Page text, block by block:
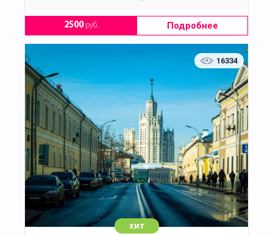
2500руб. Подробнее
16334
хит